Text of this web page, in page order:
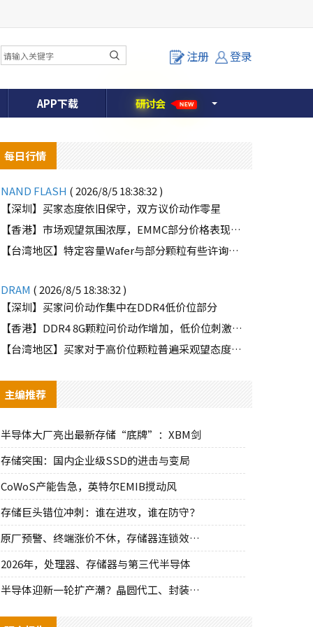
注册 登录
APP下载 研讨会 NEW
每日行情
NAND FLASH ( 2026/8/5 18:38:32 )
【深圳】买家态度依旧保守，双方议价动作零星
【香港】市场观望氛围浓厚，EMMC部分价格表现疲软
【台湾地区】特定容量Wafer与部分颗粒有些许询单，但买方需求并不强劲
DRAM ( 2026/8/5 18:38:32 )
【深圳】买家问价动作集中在DDR4低价位部分
【香港】DDR4 8G颗粒问价动作增加，低价位刺激出部分需求
【台湾地区】买家对于高价位颗粒普遍采观望态度，需求释出有限
主编推荐
半导体大厂亮出最新存储“底牌”：XBM剑
存储突围：国内企业级SSD的进击与变局
CoWoS产能告急，英特尔EMIB搅动风
存储巨头错位冲刺：谁在进攻，谁在防守？
原厂预警、终端涨价不休，存储器连锁效应持
2026年，处理器、存储器与第三代半导体
半导体迎新一轮扩产潮？晶圆代工、封装、光